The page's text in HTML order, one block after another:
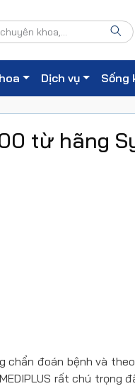
Dịch vụ Sống
từ hãng
đoán bệnh và
rất chú trọng